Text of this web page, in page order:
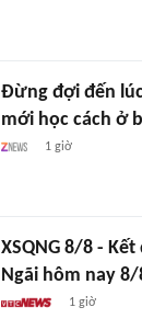
Đừng đợi đến
mới học cách ở
1 giờ
XSQNG 8/8 -
Ngãi hôm nay
1 giờ